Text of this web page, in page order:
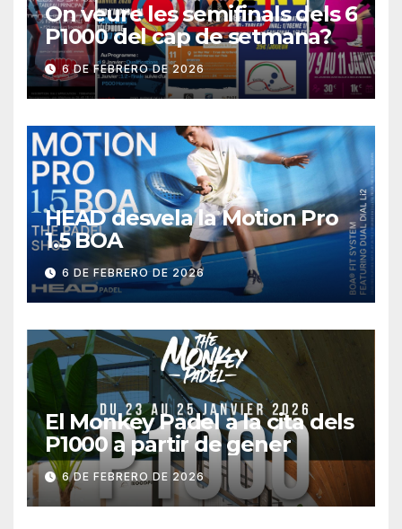
On veure les semifinals dels 6
P1000 del cap de setmana?
6 DE FEBRERO DE 2026
HEAD desvela la Motion Pro
1.5 BOA
6 DE FEBRERO DE 2026
El Monkey Padel a la cita dels
P1000 a partir de gener
6 DE FEBRERO DE 2026